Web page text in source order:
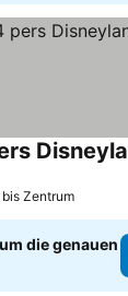
Zentrum
die genauen